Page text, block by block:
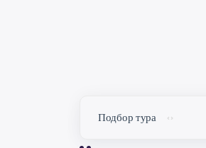
Подбор тура